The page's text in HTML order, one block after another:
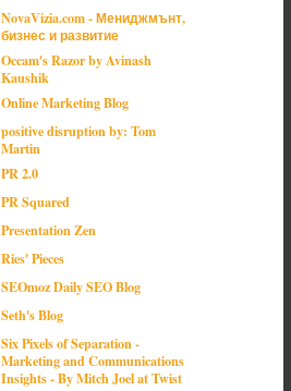
NovaVizia.com - Мениджмънт,
бизнес и развитие
Occam's Razor by Avinash
Kaushik
Online Marketing Blog
positive disruption by: Tom
Martin
PR 2.0
PR Squared
Presentation Zen
Ries' Pieces
SEOmoz Daily SEO Blog
Seth's Blog
Six Pixels of Separation -
Marketing and Communications
Insights - By Mitch Joel at Twist